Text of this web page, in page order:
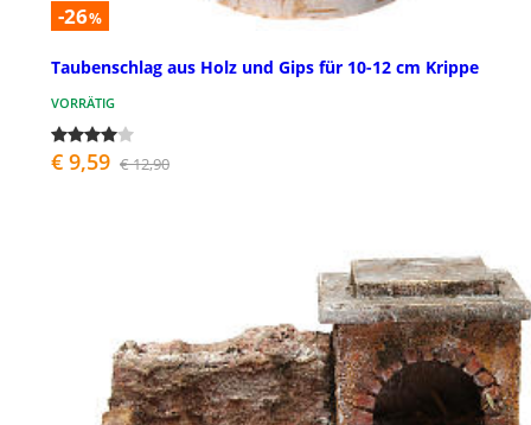
-26%
Taubenschlag aus Holz und Gips für 10-12 cm Krippe
VORRÄTIG
€ 9,59 € 12,90